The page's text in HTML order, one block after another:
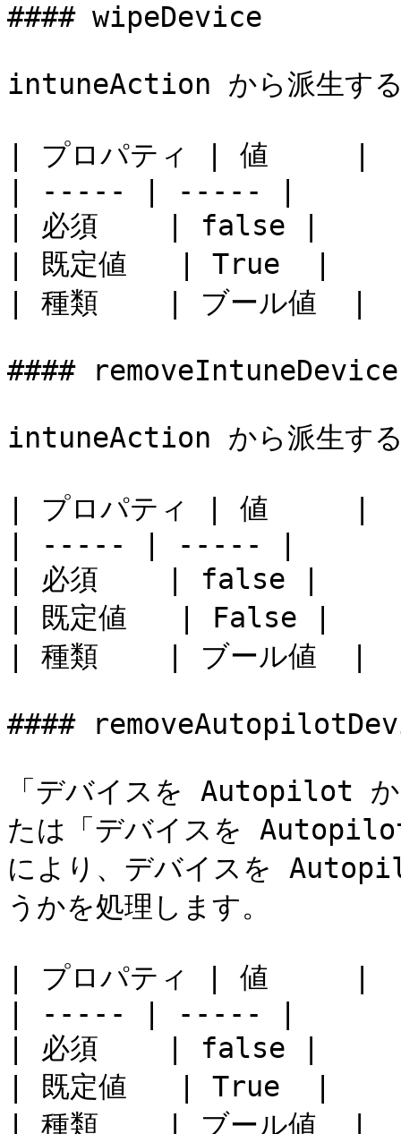
#### wipeDevice
intuneAction から派生する
| プロパティ | 値     |
| ----- | ----- |
| 必須    | false |
| 既定値   | True  |
| 種類    | ブール値  |
#### removeIntuneDevice
intuneAction から派生する
| プロパティ | 値     |
| ----- | ----- |
| 必須    | false |
| 既定値   | False |
| 種類    | ブール値  |
####
「デバイスを Autopilot
たは「デバイスを
により、デバイスを
うかを処理します。
| プロパティ | 値     |
| ----- | ----- |
| 必須    | false |
| 既定値   | True  |
| 種類    | ブール値  |